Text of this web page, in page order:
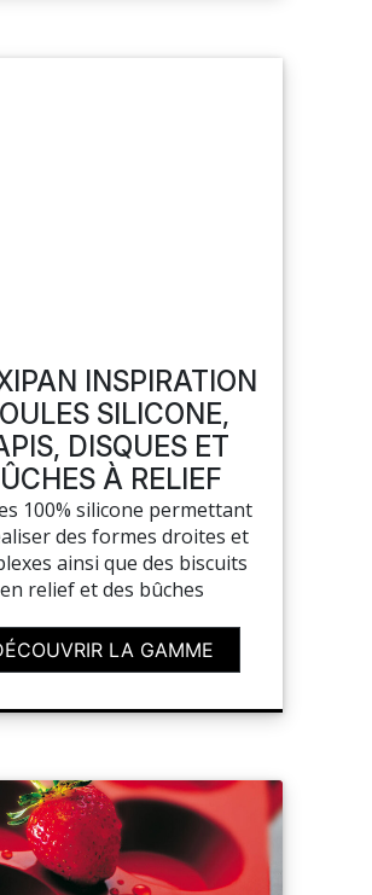
INSPIRATION
SILICONE,
DISQUES ET
À RELIEF
100% silicone permettant
des formes droites et
ainsi que des biscuits
en relief et des bûches
LA GAMME